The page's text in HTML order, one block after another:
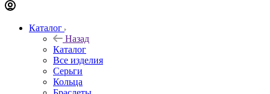
Каталог
Назад
Каталог
Все изделия
Серьги
Кольца